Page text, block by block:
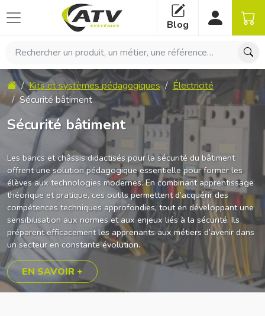
Rechercher un produit, un métier, une référence…
Blog
Accueil
Kits et systèmes pédagogiques
Électricité
Sécurité bâtiment
Sécurité bâtiment
Les bancs et châssis didactisés pour la sécurité du bâtiment
offrent une solution pédagogique essentielle pour former les
élèves aux technologies modernes. En combinant apprentissage
théorique et pratique, ces outils permettent d’acquérir des
compétences techniques approfondies, tout en développant une
sensibilisation aux normes et aux enjeux liés à la sécurité. Ils
préparent efficacement les apprenants aux métiers d’avenir dans
un secteur en constante évolution.
EN SAVOIR +
Panneau de gestion des cookies